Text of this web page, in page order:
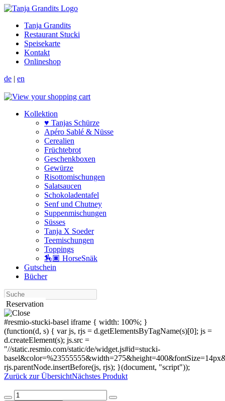
Tanja Grandits
Restaurant Stucki
Speisekarte
Kontakt
Onlineshop
de | en
Kollektion
♥ Tanjas Schürze
Apéro Sablé & Nüsse
Cerealien
Früchtebrot
Geschenkboxen
Gewürze
Risotto­mischungen
Salat­saucen
Schokoladen­tafel
Senf und Chutney
Suppen­mischungen
Süsses
Tanja X Soeder
Tee­mischungen
Toppings
🏇🏿 HorseSnäk
Gutschein
Bücher
Suche
Reservation
#resmio-stucki-basel iframe { width: 100%; }
(function(d, s) { var js, rjs = d.getElementsByTagName(s)[0]; js =
d.createElement(s); js.src =
"//static.resmio.com/static/de/widget.js#id=stucki-
rjs.parentNode.insertBefore(js, rjs); }(document, "script"));
Zurück zur ÜbersichtNächstes Produkt
Produkt